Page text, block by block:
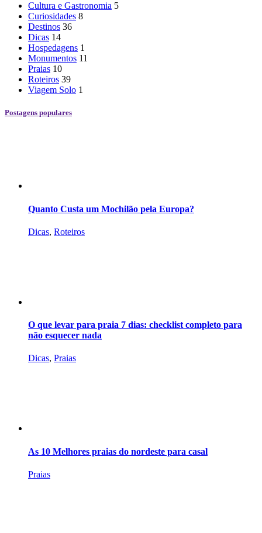
Cultura e Gastronomia 5
Curiosidades 8
Destinos 36
Dicas 14
Hospedagens 1
Monumentos 11
Praias 10
Roteiros 39
Viagem Solo 1
Postagens populares
Quanto Custa um Mochilão pela Europa?
Dicas, Roteiros
O que levar para praia 7 dias: checklist completo para
não esquecer nada
Dicas, Praias
As 10 Melhores praias do nordeste para casal
Praias